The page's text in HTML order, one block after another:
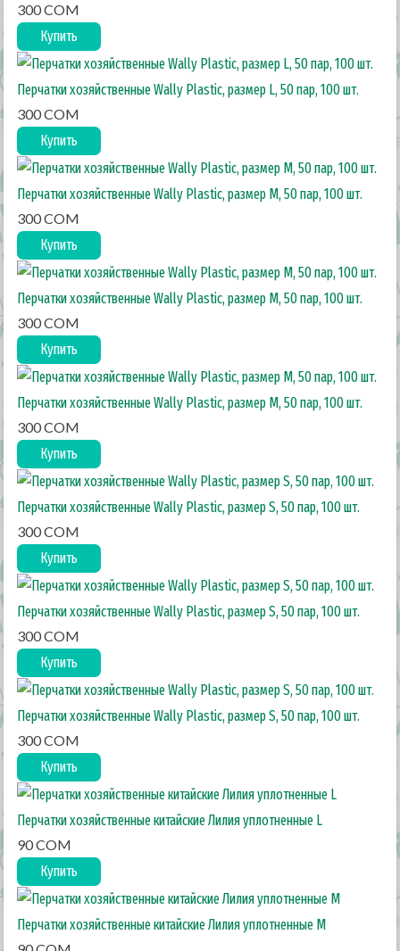
300 COM
Купить
Перчатки хозяйственные Wally Plastic, размер L, 50 пар, 100 шт.
300 COM
Купить
Перчатки хозяйственные Wally Plastic, размер M, 50 пар, 100 шт.
300 COM
Купить
Перчатки хозяйственные Wally Plastic, размер M, 50 пар, 100 шт.
300 COM
Купить
Перчатки хозяйственные Wally Plastic, размер M, 50 пар, 100 шт.
300 COM
Купить
Перчатки хозяйственные Wally Plastic, размер S, 50 пар, 100 шт.
300 COM
Купить
Перчатки хозяйственные Wally Plastic, размер S, 50 пар, 100 шт.
300 COM
Купить
Перчатки хозяйственные Wally Plastic, размер S, 50 пар, 100 шт.
300 COM
Купить
Перчатки хозяйственные китайские Лилия уплотненные L
90 COM
Купить
Перчатки хозяйственные китайские Лилия уплотненные M